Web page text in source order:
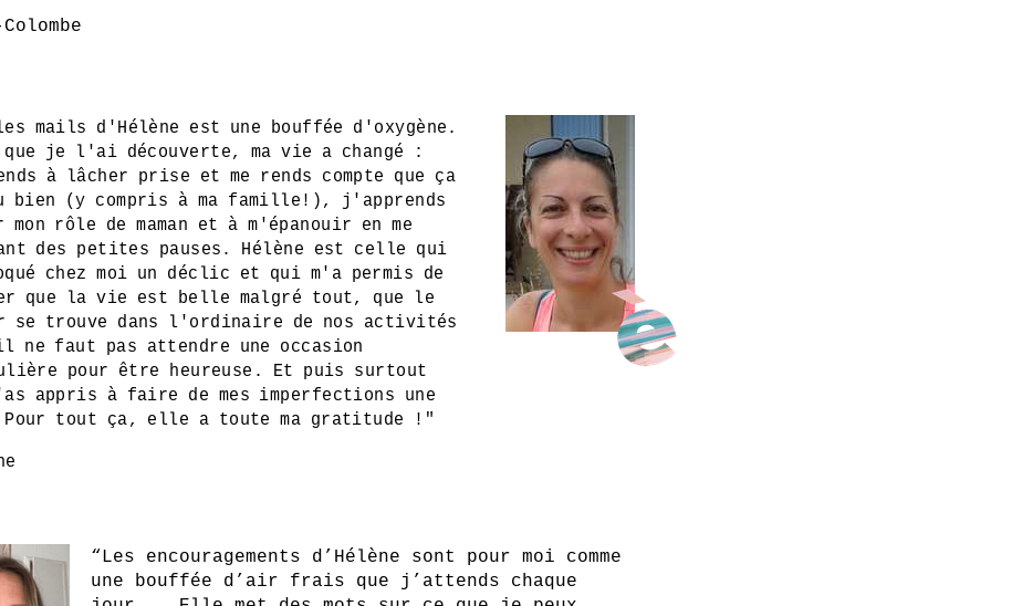
mails d'Hélène est une bouffée d'oxygène.
que je l'ai découverte, ma vie a changé :
à lâcher prise et me rends compte que ça
bien (y compris à ma famille!), j'apprends
mon rôle de maman et à m'épanouir en me
des petites pauses. Hélène est celle qui
chez moi un déclic et qui m'a permis de
que la vie est belle malgré tout, que le
se trouve dans l'ordinaire de nos activités
ne faut pas attendre une occasion
pour être heureuse. Et puis surtout
appris à faire de mes imperfections une
tout ça, elle a toute ma gratitude !"
“Les encouragements d’Hélène sont pour moi comme
une bouffée d’air frais que j’attends chaque